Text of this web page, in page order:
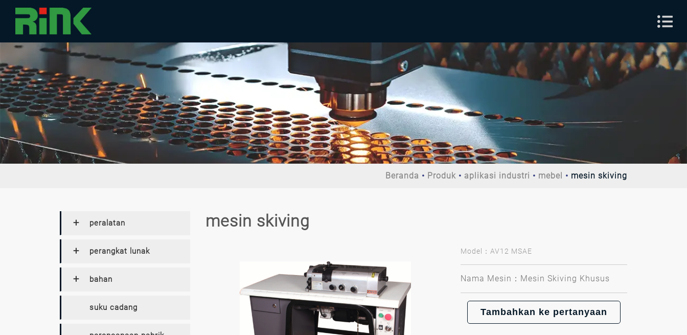
Beranda Produk aplikasi industri mebel mesin skiving
peralatan
perangkat lunak
bahan
suku cadang
mesin skiving
Model：AV12 MSAE
Nama Mesin：Mesin Skiving Khusus
Tambahkan ke pertanyaan